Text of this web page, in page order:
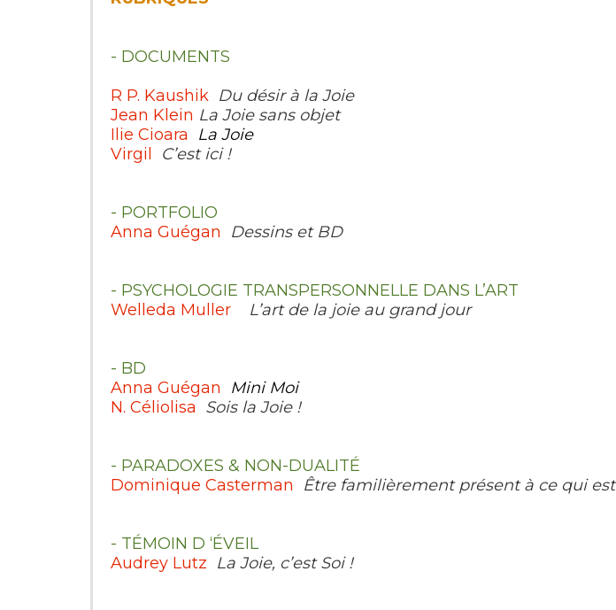
- DOCUMENTS
R P. Kaushik Du désir à la Joie
Jean Klein La Joie sans objet
Ilie Cioara
La Joie
Virgil
C’est ici !
- PORTFOLIO
Anna Guégan
Dessins et BD
- PSYCHOLOGIE TRANSPERSONNELLE DANS L’ART
Welleda Muller
L’art de la joie au grand jour
- BD
Anna Guégan
Mini Moi
N. Céliolisa Sois la Joie !
- PARADOXES & NON-DUALITÉ
Dominique Casterman
Être familièrement présent à ce qui est
- TÉMOIN D ‘ÉVEIL
Audrey Lutz La Joie, c’est Soi !